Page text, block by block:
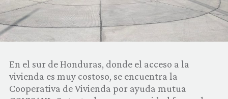
En el sur de Honduras, donde el acceso a la
vivienda es muy costoso, se encuentra la
Cooperativa de Vivienda por ayuda mutua